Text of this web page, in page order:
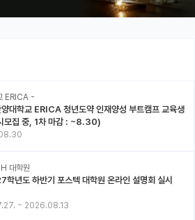
ERICA -
대학교 ERICA 청년도약 인재양성 부트캠프 교육생
모집 중, 1차 마감 : ~8.30)
대학원
년도 하반기 포스텍 대학원 온라인 설명회 실시
~ 2026.08.13